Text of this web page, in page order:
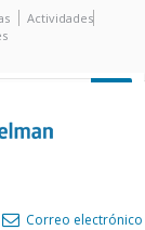
Actividades
Correo electrónico